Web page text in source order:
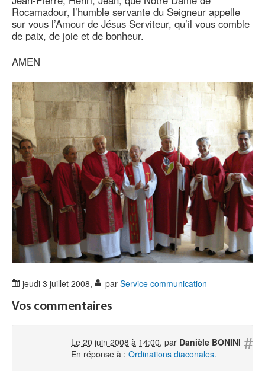
Rocamadour, l’humble servante du Seigneur appelle
sur vous l’Amour de Jésus Serviteur, qu’il vous comble
de paix, de joie et de bonheur.
AMEN
jeudi 3 juillet 2008, par Service communication
Vos commentaires
#
Le 20 juin 2008 à 14:00, par Danièle BONINI
En réponse à : Ordinations diaconales.